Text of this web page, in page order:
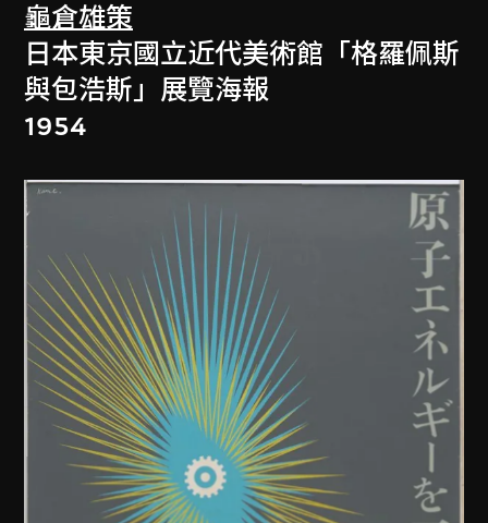
龜倉雄策
日本東京國立近代美術館「格羅佩斯
與包浩斯」展覽海報
1954